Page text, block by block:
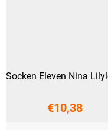
Socken Eleven Nina
€10,38